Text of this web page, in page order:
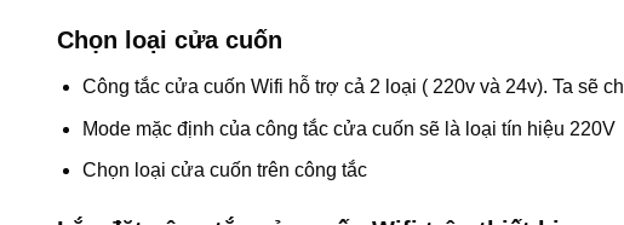
Chọn loại cửa cuốn
Công tắc cửa cuốn Wifi hỗ trợ cả 2 loại ( 220v và 24v). Ta sẽ
Mode mặc định của công tắc cửa cuốn sẽ là loại tín hiệu 220V
Chọn loại cửa cuốn trên công tắc